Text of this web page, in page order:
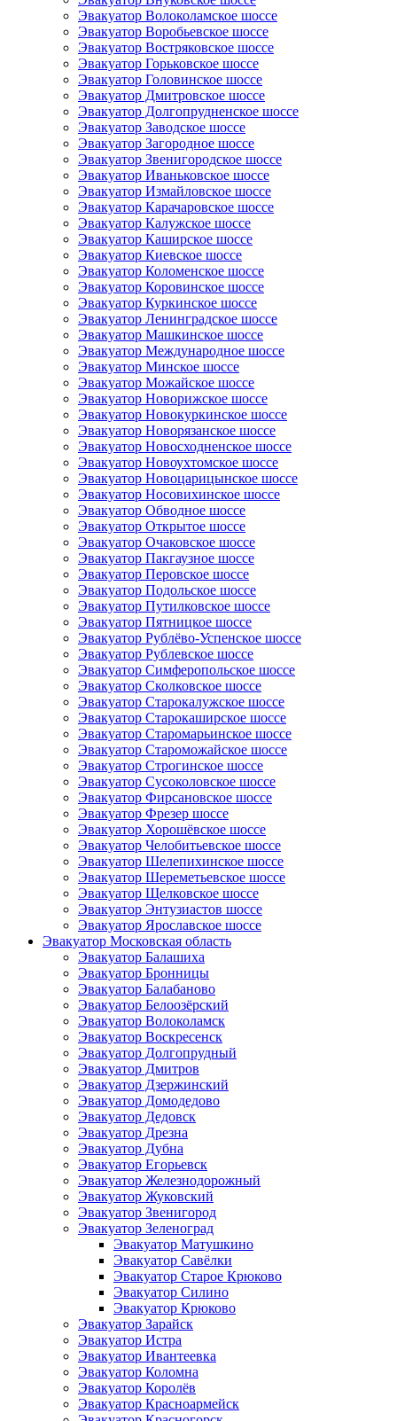
Эвакуатор Волоколамское шоссе
Эвакуатор Воробьевское шоссе
Эвакуатор Востряковское шоссе
Эвакуатор Горьковское шоссе
Эвакуатор Головинское шоссе
Эвакуатор Дмитровское шоссе
Эвакуатор Долгопрудненское шоссе
Эвакуатор Заводское шоссе
Эвакуатор Загородное шоссе
Эвакуатор Звенигородское шоссе
Эвакуатор Иваньковское шоссе
Эвакуатор Измайловское шоссе
Эвакуатор Карачаровское шоссе
Эвакуатор Калужское шоссе
Эвакуатор Каширское шоссе
Эвакуатор Киевское шоссе
Эвакуатор Коломенское шоссе
Эвакуатор Коровинское шоссе
Эвакуатор Куркинское шоссе
Эвакуатор Ленинградское шоссе
Эвакуатор Машкинское шоссе
Эвакуатор Международное шоссе
Эвакуатор Минское шоссе
Эвакуатор Можайское шоссе
Эвакуатор Новорижское шоссе
Эвакуатор Новокуркинское шоссе
Эвакуатор Новорязанское шоссе
Эвакуатор Новосходненское шоссе
Эвакуатор Новоухтомское шоссе
Эвакуатор Новоцарицынское шоссе
Эвакуатор Носовихинское шоссе
Эвакуатор Обводное шоссе
Эвакуатор Открытое шоссе
Эвакуатор Очаковское шоссе
Эвакуатор Пакгаузное шоссе
Эвакуатор Перовское шоссе
Эвакуатор Подольское шоссе
Эвакуатор Путилковское шоссе
Эвакуатор Пятницкое шоссе
Эвакуатор Рублёво-Успенское шоссе
Эвакуатор Рублевское шоссе
Эвакуатор Симферопольское шоссе
Эвакуатор Сколковское шоссе
Эвакуатор Старокалужское шоссе
Эвакуатор Старокаширское шоссе
Эвакуатор Старомарьинское шоссе
Эвакуатор Староможайское шоссе
Эвакуатор Строгинское шоссе
Эвакуатор Сусоколовское шоссе
Эвакуатор Фирсановское шоссе
Эвакуатор Фрезер шоссе
Эвакуатор Хорошёвское шоссе
Эвакуатор Челобитьевское шоссе
Эвакуатор Шелепихинское шоссе
Эвакуатор Шереметьевское шоссе
Эвакуатор Щелковское шоссе
Эвакуатор Энтузиастов шоссе
Эвакуатор Ярославское шоссе
Эвакуатор Московская область
Эвакуатор Балашиха
Эвакуатор Бронницы
Эвакуатор Балабаново
Эвакуатор Белоозёрский
Эвакуатор Волоколамск
Эвакуатор Воскресенск
Эвакуатор Долгопрудный
Эвакуатор Дмитров
Эвакуатор Дзержинский
Эвакуатор Домодедово
Эвакуатор Дедовск
Эвакуатор Дрезна
Эвакуатор Дубна
Эвакуатор Егорьевск
Эвакуатор Железнодорожный
Эвакуатор Жуковский
Эвакуатор Звенигород
Эвакуатор Зеленоград
Эвакуатор Матушкино
Эвакуатор Савёлки
Эвакуатор Старое Крюково
Эвакуатор Силино
Эвакуатор Крюково
Эвакуатор Зарайск
Эвакуатор Истра
Эвакуатор Ивантеевка
Эвакуатор Коломна
Эвакуатор Королёв
Эвакуатор Красноармейск